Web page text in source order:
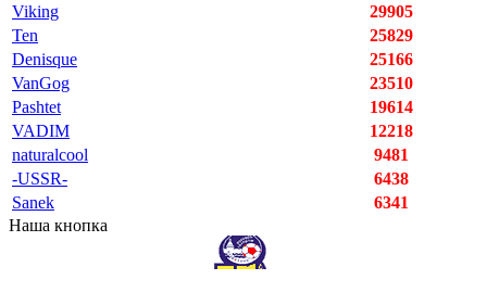
Viking
29905
Ten
25829
Denisque
25166
VanGog
23510
Pashtet
19614
VADIM
12218
naturalcool
9481
-USSR-
6438
Sanek
6341
Наша кнопка